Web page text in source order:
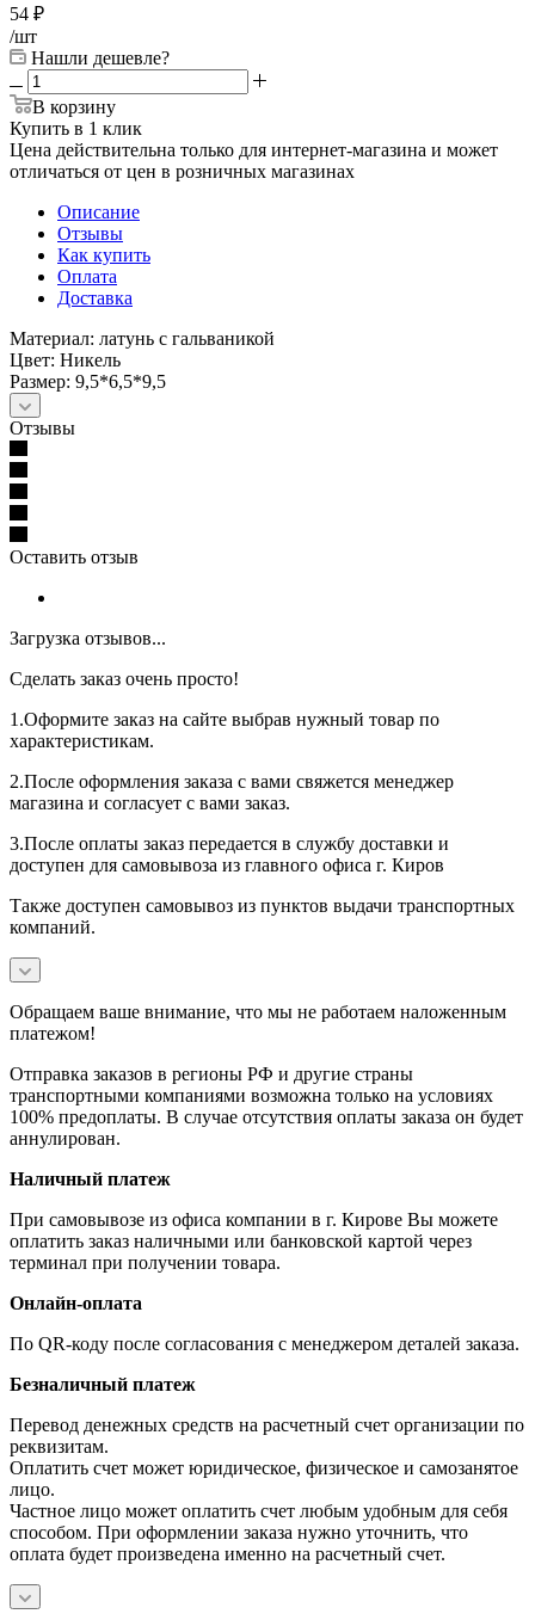
54 ₽
/шт
Нашли дешевле?
В корзину
Купить в 1 клик
Цена действительна только для интернет-магазина и может
отличаться от цен в розничных магазинах
Описание
Отзывы
Как купить
Оплата
Доставка
Материал: латунь с гальваникой
Цвет: Никель
Размер: 9,5*6,5*9,5
Отзывы
Оставить отзыв
Загрузка отзывов...
Сделать заказ очень просто!
1.Оформите заказ на сайте выбрав нужный товар по
характеристикам.
2.После оформления заказа с вами свяжется менеджер
магазина и согласует с вами заказ.
3.После оплаты заказ передается в службу доставки и
доступен для самовывоза из главного офиса г. Киров
Также доступен самовывоз из пунктов выдачи транспортных
компаний.
Обращаем ваше внимание, что мы не работаем наложенным
платежом!
Отправка заказов в регионы РФ и другие страны
транспортными компаниями возможна только на условиях
100% предоплаты. В случае отсутствия оплаты заказа он будет
аннулирован.
Наличный платеж
При самовывозе из офиса компании в г. Кирове Вы можете
оплатить заказ наличными или банковской картой через
терминал при получении товара.
Онлайн-оплата
По QR-коду после согласования с менеджером деталей заказа.
Безналичный платеж
Перевод денежных средств на расчетный счет организации по
реквизитам.
Оплатить счет может юридическое, физическое и самозанятое
лицо.
Частное лицо может оплатить счет любым удобным для себя
способом. При оформлении заказа нужно уточнить, что
оплата будет произведена именно на расчетный счет.